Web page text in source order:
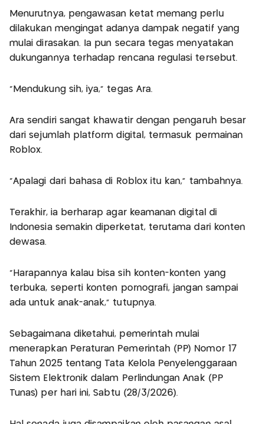
Menurutnya, pengawasan ketat memang perlu
dilakukan mengingat adanya dampak negatif yang
mulai dirasakan. Ia pun secara tegas menyatakan
dukungannya terhadap rencana regulasi tersebut.
"Mendukung sih, iya," tegas Ara.
Ara sendiri sangat khawatir dengan pengaruh besar
dari sejumlah platform digital, termasuk permainan
Roblox.
"Apalagi dari bahasa di Roblox itu kan," tambahnya.
Terakhir, ia berharap agar keamanan digital di
Indonesia semakin diperketat, terutama dari konten
dewasa.
"Harapannya kalau bisa sih konten-konten yang
terbuka, seperti konten pornografi, jangan sampai
ada untuk anak-anak," tutupnya.
Sebagaimana diketahui, pemerintah mulai
menerapkan Peraturan Pemerintah (PP) Nomor 17
Tahun 2025 tentang Tata Kelola Penyelenggaraan
Sistem Elektronik dalam Perlindungan Anak (PP
Tunas) per hari ini, Sabtu (28/3/2026).